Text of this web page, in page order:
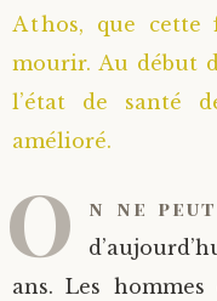
Athos, que
mourir. Au début
l’état de santé
amélioré.
O n ne
ans. Les hommes